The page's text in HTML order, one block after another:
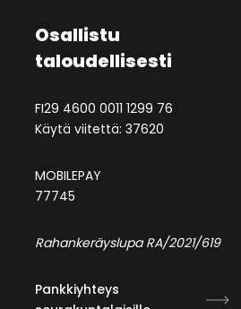
Osallistu
taloudellisesti
FI29 4600 0011 1299 76
Käytä viitettä: 37620
MOBILEPAY
77745
Rahankeräyslupa RA/2021/619
Pankkiyhteys